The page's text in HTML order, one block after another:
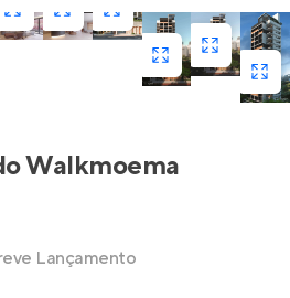
Walkmoema
Lançamento